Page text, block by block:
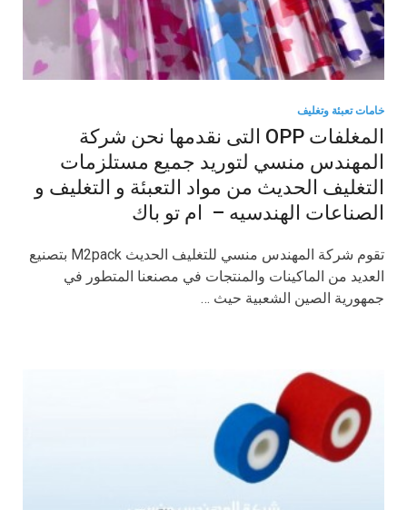
خامات تعبئة وتغليف
المغلفات OPP التى نقدمها نحن شركة
المهندس منسي لتوريد جميع مستلزمات
التغليف الحديث من مواد التعبئة و التغليف و
الصناعات الهندسيه – ام تو باك
تقوم شركة المهندس منسي للتغليف الحديث M2pack بتصنيع
العديد من الماكينات والمنتجات في مصنعنا المتطور في
جمهورية الصين الشعبية حيث …